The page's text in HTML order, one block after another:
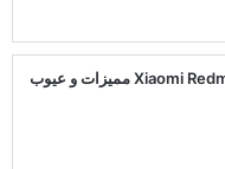
سعر و مواصفات Xiaomi Redmi Note 15 مميزات و عيوب